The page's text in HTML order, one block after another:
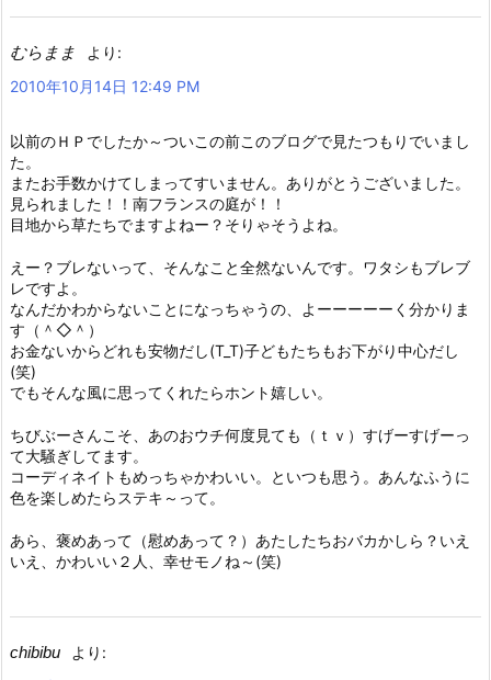
むらまま
より:
2010年10月14日 12:49 PM
以前のＨＰでしたか～ついこの前このブログで見たつもりでいまし
た。
またお手数かけてしまってすいません。ありがとうございました。
見られました！！南フランスの庭が！！
目地から草たちでますよねー？そりゃそうよね。
えー？ブレないって、そんなこと全然ないんです。ワタシもブレブ
レですよ。
なんだかわからないことになっちゃうの、よーーーーーく分かりま
す（＾◇＾）
お金ないからどれも安物だし(T_T)子どもたちもお下がり中心だし
(笑)
でもそんな風に思ってくれたらホント嬉しい。
ちびぶーさんこそ、あのおウチ何度見ても（ｔｖ）すげーすげーっ
て大騒ぎしてます。
コーディネイトもめっちゃかわいい。といつも思う。あんなふうに
色を楽しめたらステキ～って。
あら、褒めあって（慰めあって？）あたしたちおバカかしら？いえ
いえ、かわいい２人、幸せモノね～(笑)
chibibu
より: